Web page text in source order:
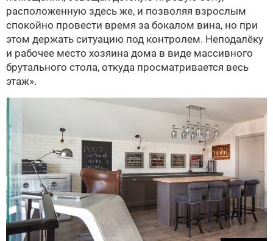
расположенную здесь же, и позволяя взрослым
спокойно провести время за бокалом вина, но при
этом держать ситуацию под контролем. Неподалёку
и рабочее место хозяина дома в виде массивного
брутального стола, откуда просматривается весь
этаж».